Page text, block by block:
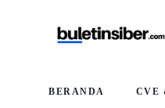
BERANDA CVE